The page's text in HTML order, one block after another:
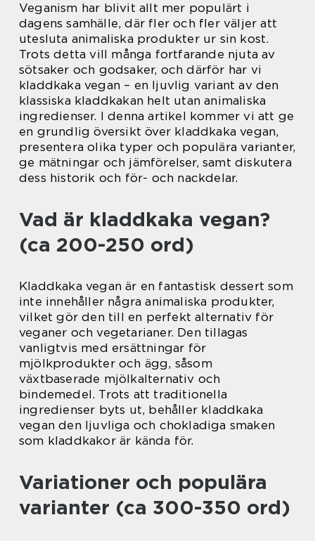
Veganism har blivit allt mer populärt i
dagens samhälle, där fler och fler väljer att
utesluta animaliska produkter ur sin kost.
Trots detta vill många fortfarande njuta av
sötsaker och godsaker, och därför har vi
kladdkaka vegan – en ljuvlig variant av den
klassiska kladdkakan helt utan animaliska
ingredienser. I denna artikel kommer vi att ge
en grundlig översikt över kladdkaka vegan,
presentera olika typer och populära varianter,
ge mätningar och jämförelser, samt diskutera
dess historik och för- och nackdelar.
Vad är kladdkaka vegan?
(ca 200-250 ord)
Kladdkaka vegan är en fantastisk dessert som
inte innehåller några animaliska produkter,
vilket gör den till en perfekt alternativ för
veganer och vegetarianer. Den tillagas
vanligtvis med ersättningar för
mjölkprodukter och ägg, såsom
växtbaserade mjölkalternativ och
bindemedel. Trots att traditionella
ingredienser byts ut, behåller kladdkaka
vegan den ljuvliga och chokladiga smaken
som kladdkakor är kända för.
Variationer och populära
varianter (ca 300-350 ord)